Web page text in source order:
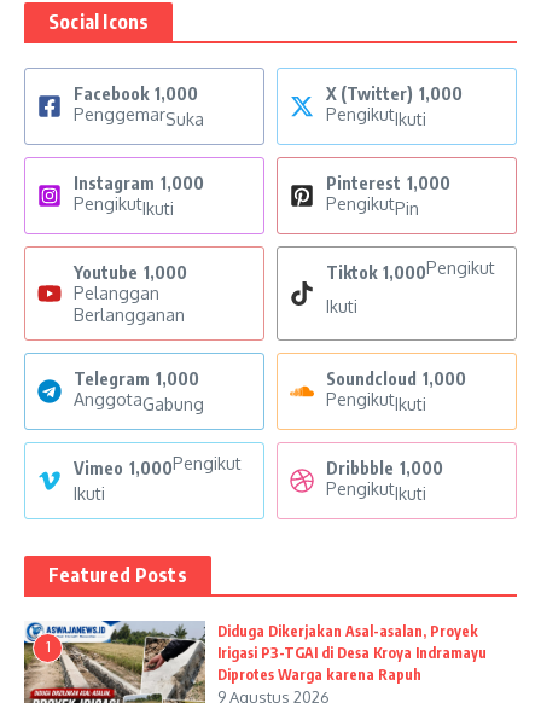
Social Icons
Facebook 1,000
PenggemarSuka
X (Twitter) 1,000
PengikutIkuti
Instagram 1,000
PengikutIkuti
Pinterest 1,000
PengikutPin
Youtube 1,000
Pelanggan
Berlangganan
Tiktok 1,000Pengikut
Ikuti
Telegram 1,000
AnggotaGabung
Soundcloud 1,000
PengikutIkuti
Vimeo 1,000Pengikut
Ikuti
Dribbble 1,000
PengikutIkuti
Featured Posts
1
Diduga Dikerjakan Asal-asalan, Proyek
Irigasi P3-TGAI di Desa Kroya Indramayu
Diprotes Warga karena Rapuh
9 Agustus 2026